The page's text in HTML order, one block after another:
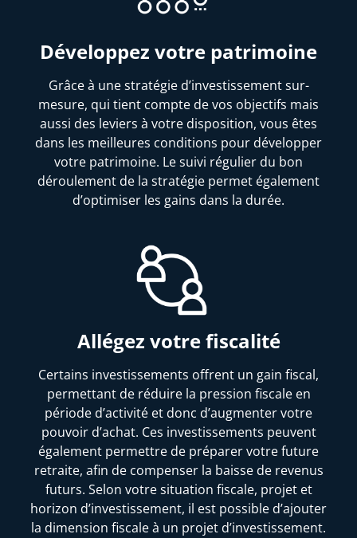
Développez votre patrimoine
Grâce à une stratégie d’investissement sur-
mesure, qui tient compte de vos objectifs mais
aussi des leviers à votre disposition, vous êtes
dans les meilleures conditions pour développer
votre patrimoine. Le suivi régulier du bon
déroulement de la stratégie permet également
d’optimiser les gains dans la durée.
Allégez votre fiscalité
Certains investissements offrent un gain fiscal,
permettant de réduire la pression fiscale en
période d’activité et donc d’augmenter votre
pouvoir d’achat. Ces investissements peuvent
également permettre de préparer votre future
retraite, afin de compenser la baisse de revenus
futurs. Selon votre situation fiscale, projet et
horizon d’investissement, il est possible d’ajouter
la dimension fiscale à un projet d’investissement.